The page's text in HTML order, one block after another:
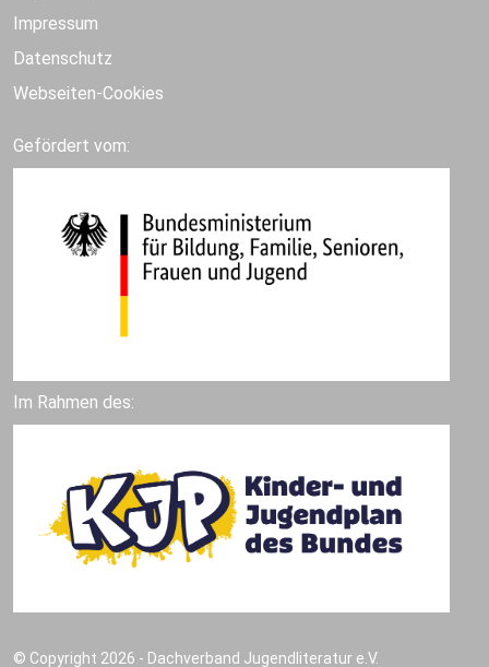
Impressum
Datenschutz
Webseiten-Cookies
Gefördert vom:
Im Rahmen des:
© Copyright 2026 - Dachverband Jugendliteratur e.V.